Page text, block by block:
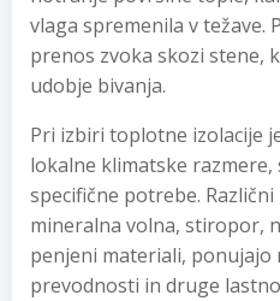
vlaga spremenila v težave.
prenos zvoka skozi stene,
udobje bivanja.
Pri izbiri toplotne izolacije
lokalne klimatske
specifične potrebe.
mineralna volna, stiropor,
penjeni materiali,
prevodnosti in druge